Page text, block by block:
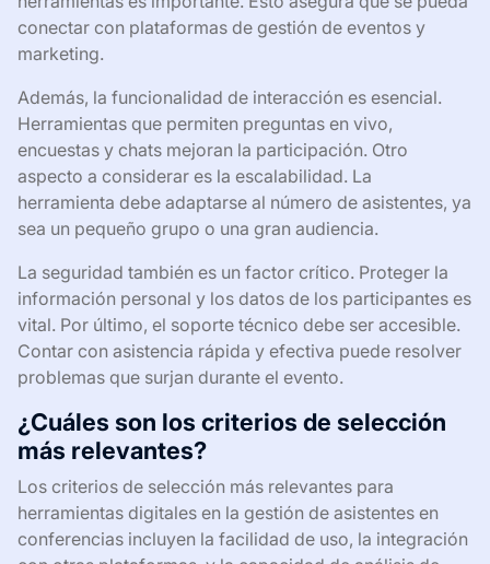
conectar con plataformas de gestión de eventos y
marketing.
Además, la funcionalidad de interacción es esencial.
Herramientas que permiten preguntas en vivo,
encuestas y chats mejoran la participación. Otro
aspecto a considerar es la escalabilidad. La
herramienta debe adaptarse al número de asistentes, ya
sea un pequeño grupo o una gran audiencia.
La seguridad también es un factor crítico. Proteger la
información personal y los datos de los participantes es
vital. Por último, el soporte técnico debe ser accesible.
Contar con asistencia rápida y efectiva puede resolver
problemas que surjan durante el evento.
¿Cuáles son los criterios de selección
más relevantes?
Los criterios de selección más relevantes para
herramientas digitales en la gestión de asistentes en
conferencias incluyen la facilidad de uso, la integración